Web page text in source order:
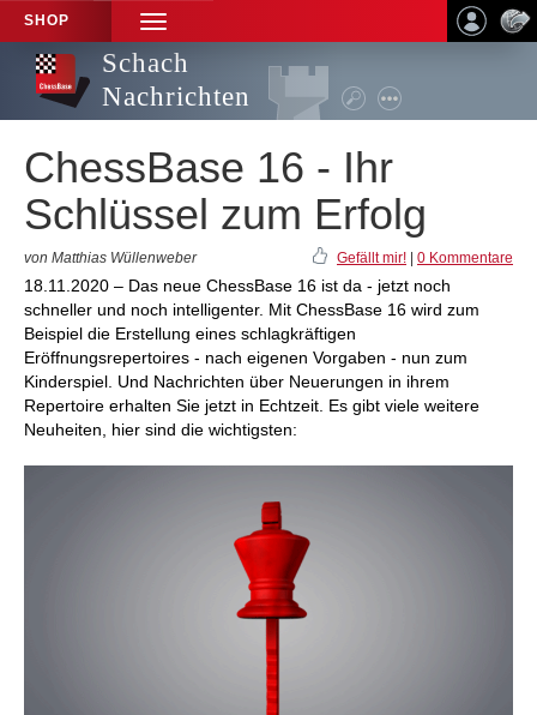
SHOP
TOGGLE
NAVIGATION
Schach
Nachrichten
ChessBase 16 - Ihr
Schlüssel zum Erfolg
von Matthias Wüllenweber Gefällt mir! 0 Kommentare
18.11.2020 – Das neue ChessBase 16 ist da - jetzt noch
schneller und noch intelligenter. Mit ChessBase 16 wird zum
Beispiel die Erstellung eines schlagkräftigen
Eröffnungsrepertoires - nach eigenen Vorgaben - nun zum
Kinderspiel. Und Nachrichten über Neuerungen in ihrem
Repertoire erhalten Sie jetzt in Echtzeit. Es gibt viele weitere
Neuheiten, hier sind die wichtigsten: